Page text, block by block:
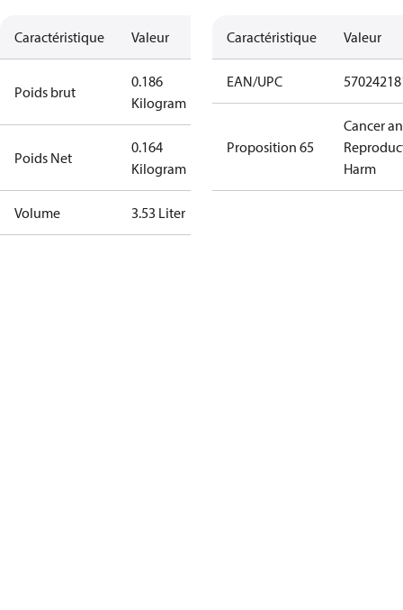
Caractéristique Valeur
Poids brut
0.186
Kilogram
Poids Net
0.164
Kilogram
Volume 3.53 Liter
Caractéristique Valeur
EAN/UPC
Proposition 65
Cancer
Harm